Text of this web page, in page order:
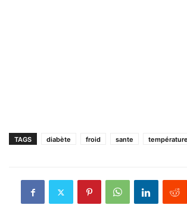
TAGS diabète froid sante température